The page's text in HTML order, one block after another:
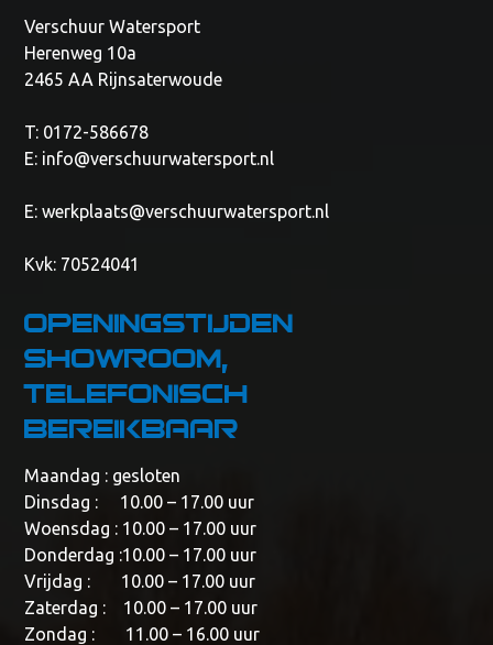
Verschuur Watersport
Herenweg 10a
2465 AA Rijnsaterwoude
T: 0172-586678
E: info@verschuurwatersport.nl
E:werkplaats@verschuurwatersport.nl
Kvk: 70524041
Openingstijden
showroom,
telefonisch
bereikbaar
Maandag : gesloten
Dinsdag : 10.00 – 17.00 uur
Woensdag : 10.00 – 17.00 uur
Donderdag :10.00 – 17.00 uur
Vrijdag : 10.00 – 17.00 uur
Zaterdag : 10.00 – 17.00 uur
Zondag : 11.00 – 16.00 uur